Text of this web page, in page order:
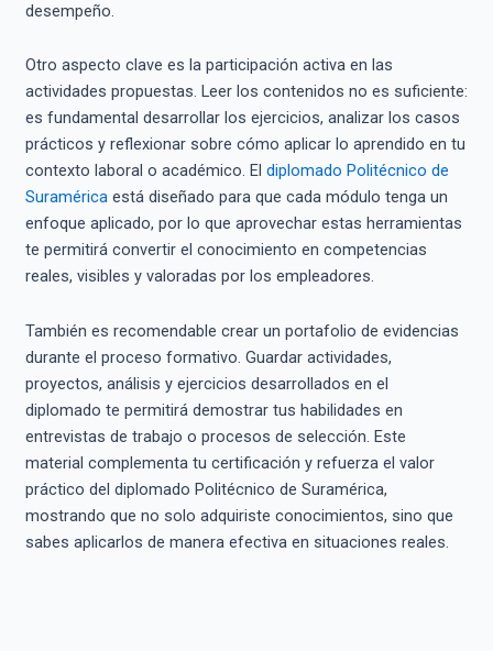
desempeño.
Otro aspecto clave es la participación activa en las
actividades propuestas. Leer los contenidos no es suficiente:
es fundamental desarrollar los ejercicios, analizar los casos
prácticos y reflexionar sobre cómo aplicar lo aprendido en tu
contexto laboral o académico. El diplomado Politécnico de
Suraméricaestá diseñado para que cada módulo tenga un
enfoque aplicado, por lo que aprovechar estas herramientas
te permitirá convertir el conocimiento en competencias
reales, visibles y valoradas por los empleadores.
También es recomendable crear un portafolio de evidencias
durante el proceso formativo. Guardar actividades,
proyectos, análisis y ejercicios desarrollados en el
diplomado te permitirá demostrar tus habilidades en
entrevistas de trabajo o procesos de selección. Este
material complementa tu certificación y refuerza el valor
práctico del diplomado Politécnico de Suramérica,
mostrando que no solo adquiriste conocimientos, sino que
sabes aplicarlos de manera efectiva en situaciones reales.